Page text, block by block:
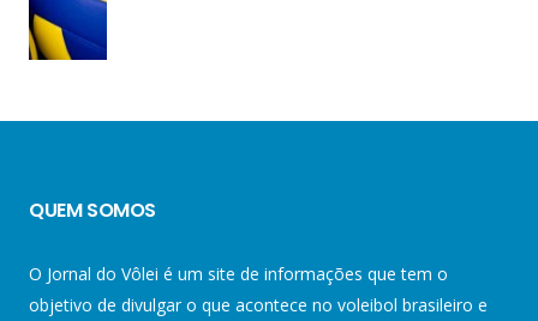
QUEM SOMOS
O Jornal do Vôlei é um site de informações que tem o
objetivo de divulgar o que acontece no voleibol brasileiro e